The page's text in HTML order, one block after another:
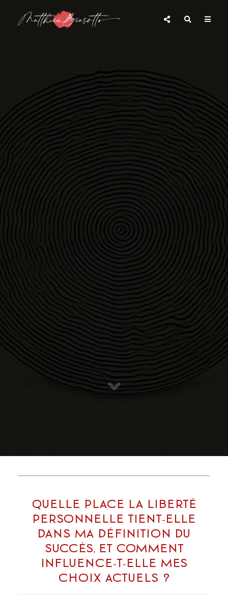
Quelle place la liberté
personnelle tient-elle
dans ma définition du
succès, et comment
influence-t-elle mes
choix actuels ?